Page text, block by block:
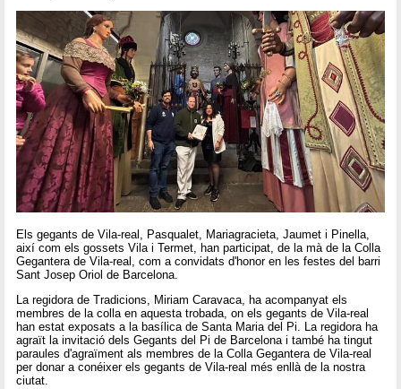
Els gegants de Vila-real, Pasqualet, Mariagracieta, Jaumet i Pinella,
així com els gossets Vila i Termet, han participat, de la mà de la Colla
Gegantera de Vila-real, com a convidats d'honor en les festes del barri
Sant Josep Oriol de Barcelona.
La regidora de Tradicions, Miriam Caravaca, ha acompanyat els
membres de la colla en aquesta trobada, on els gegants de Vila-real
han estat exposats a la basílica de Santa Maria del Pi. La regidora ha
agraït la invitació dels Gegants del Pi de Barcelona i també ha tingut
paraules d'agraïment als membres de la Colla Gegantera de Vila-real
per donar a conéixer els gegants de Vila-real més enllà de la nostra
ciutat.